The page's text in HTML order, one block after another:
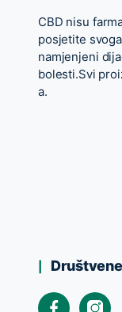
CBD nisu
posjetite
namjenjeni
bolesti.Svi
a.